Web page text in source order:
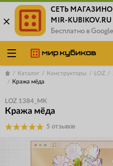
Каталог Конструкторы LOZ
Кража мёда
LOZ 1384_MK
Кража мёда
5 отзывов
СЕТЬ
MIR-KUBIKOV.RU
Бесплатно в